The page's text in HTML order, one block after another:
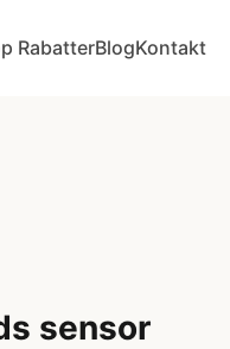
RabatterBlogKontakt
sensor